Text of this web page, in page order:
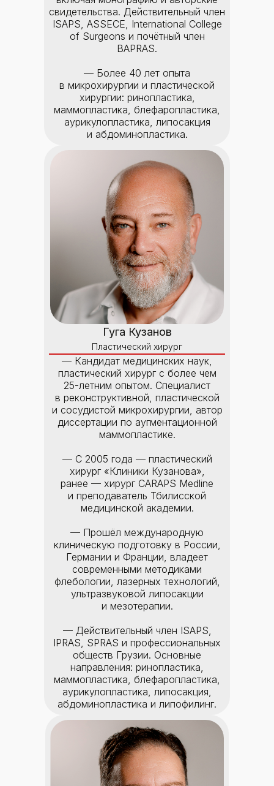
свидетельства. Действительный член
ISAPS, ASSECE, International College
of Surgeons и почётный член
BAPRAS.
— Более 40 лет опыта
в микрохирургии и пластической
хирургии: ринопластика,
маммопластика, блефаропластика,
аурикулопластика, липосакция
и абдоминопластика.
Гуга Кузанов
Пластический хирург
— Кандидат медицинских наук,
пластический хирург с более чем
25-летним опытом. Специалист
в реконструктивной, пластической
и сосудистой микрохирургии, автор
диссертации по аугментационной
маммопластике.
— С 2005 года — пластический
хирург «Клиники Кузанова»,
ранее — хирург CARAPS Medline
и преподаватель Тбилисской
медицинской академии.
— Прошёл международную
клиническую подготовку в России,
Германии и Франции, владеет
современными методиками
флебологии, лазерных технологий,
ультразвуковой липосакции
и мезотерапии.
— Действительный член ISAPS,
IPRAS, SPRAS и профессиональных
обществ Грузии. Основные
направления: ринопластика,
маммопластика, блефаропластика,
аурикулопластика, липосакция,
абдоминопластика и липофилинг.